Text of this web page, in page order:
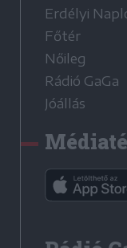
Erdélyi
Főtér
Nőileg
Rádió GaGa
Jóállás